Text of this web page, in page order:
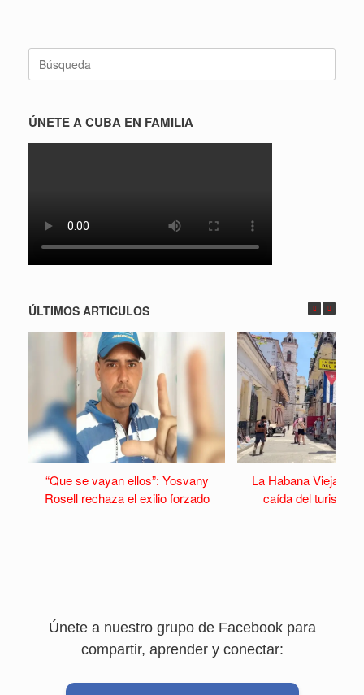
Buscar:
ÚNETE A CUBA EN FAMILIA
ÚLTIMOS ARTICULOS
“Que se vayan ellos”: Yosvany
Rosell rechaza el exilio forzado
La Habana Vieja se
caída del turismo
Únete a nuestro grupo de Facebook para
compartir, aprender y conectar: